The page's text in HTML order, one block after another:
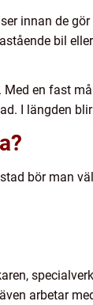
innan de
bil
en fast
I längden
bör man
arbetar